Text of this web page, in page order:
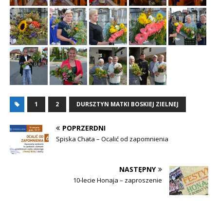
1 2 DURSZTYN MATKI BOSKIEJ ZIELNEJ
POPRZERDNI
Spiska Chata – Ocalić od zapomnienia
NASTĘPNY
10-lecie Honaja – zaproszenie